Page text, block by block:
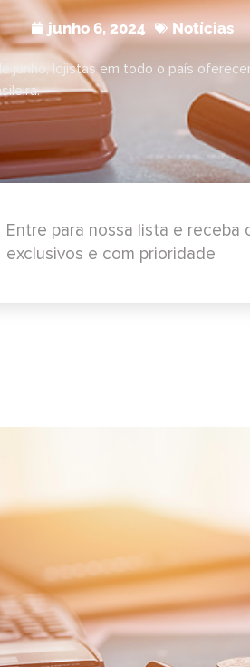
junho 6, 2024 Notícias
junho, lojistas em todo o país
Entre para nossa lista e receba
exclusivos e com prioridade